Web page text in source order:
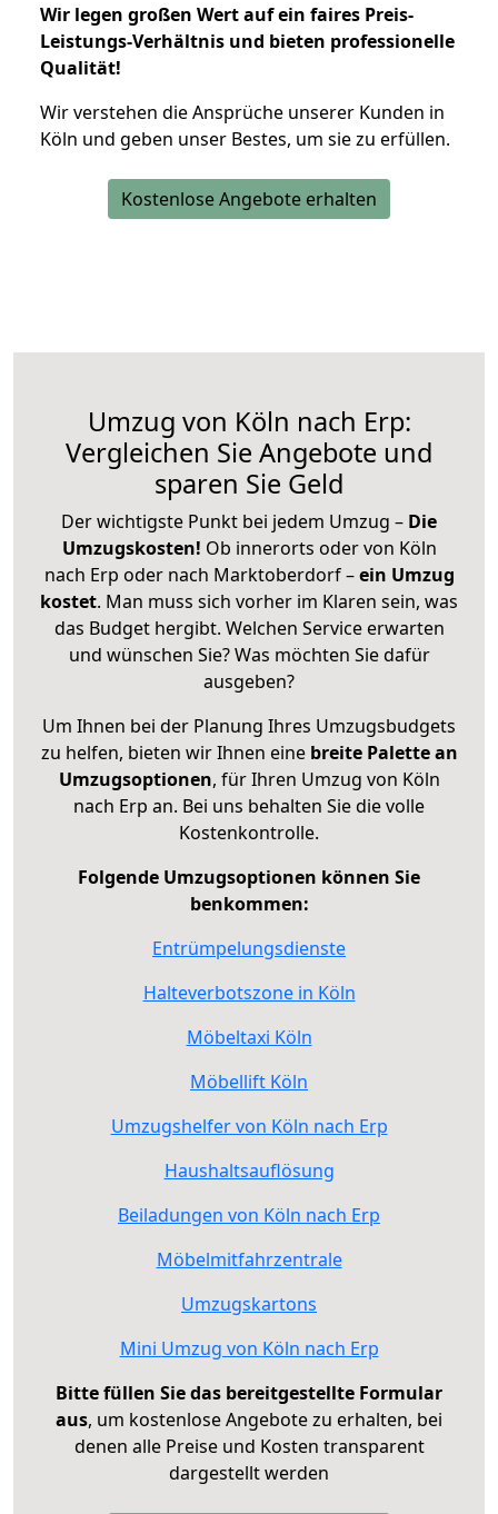
Wir legen großen Wert auf ein faires Preis-
Leistungs-Verhältnis und bieten professionelle
Qualität!
Wir verstehen die Ansprüche unserer Kunden in
Köln und geben unser Bestes, um sie zu erfüllen.
Kostenlose Angebote erhalten
Umzug von Köln nach Erp:
Vergleichen Sie Angebote und
sparen Sie Geld
Der wichtigste Punkt bei jedem Umzug – Die
Umzugskosten! Ob innerorts oder von Köln
nach Erp oder nach Marktoberdorf –ein Umzug
kostet. Man muss sich vorher im Klaren sein, was
das Budget hergibt. Welchen Service erwarten
und wünschen Sie? Was möchten Sie dafür
ausgeben?
Um Ihnen bei der Planung Ihres Umzugsbudgets
zu helfen, bieten wir Ihnen eine breite Palette an
Umzugsoptionen, für Ihren Umzug von Köln
nach Erp an. Bei uns behalten Sie die volle
Kostenkontrolle.
Folgende Umzugsoptionen können Sie
benkommen:
Entrümpelungsdienste
Halteverbotszone in Köln
Möbeltaxi Köln
Möbellift Köln
Umzugshelfer von Köln nach Erp
Haushaltsauflösung
Beiladungen von Köln nach Erp
Möbelmitfahrzentrale
Umzugskartons
Mini Umzug von Köln nach Erp
Bitte füllen Sie das bereitgestellte Formular
aus, um kostenlose Angebote zu erhalten, bei
denen alle Preise und Kosten transparent
dargestellt werden